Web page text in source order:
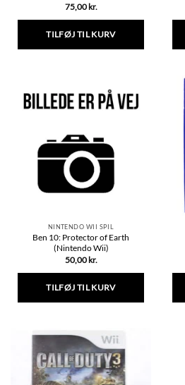
75,00 kr.
TILFØJ TIL KURV
NINTENDO WII SPIL
Ben 10: Protector of Earth
(Nintendo Wii)
50,00 kr.
TILFØJ TIL KURV